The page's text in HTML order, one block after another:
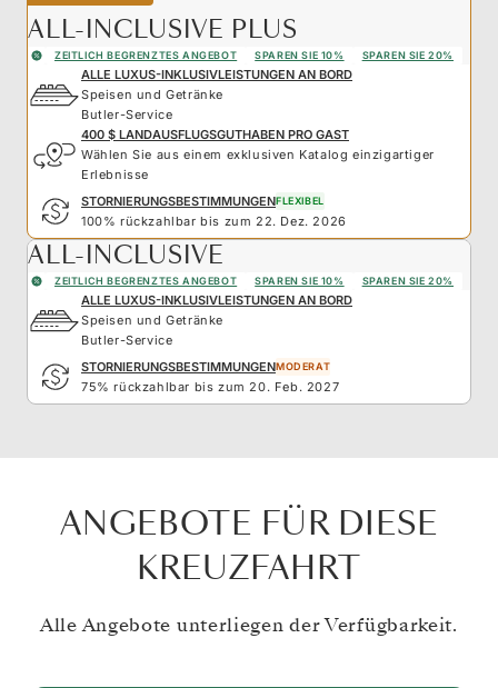
ALL-INCLUSIVE PLUS
ZEITLICH BEGRENZTES ANGEBOT SPAREN SIE 10% SPAREN SIE 20%
ALLE LUXUS-INKLUSIVLEISTUNGEN AN BORD
Speisen und Getränke
Butler-Service
400 $ LANDAUSFLUGSGUTHABEN PRO GAST
Wählen Sie aus einem exklusiven Katalog einzigartiger
Erlebnisse
STORNIERUNGSBESTIMMUNGENFLEXIBEL
100% rückzahlbar bis zum 22. Dez. 2026
ALL-INCLUSIVE
ZEITLICH BEGRENZTES ANGEBOT SPAREN SIE 10% SPAREN SIE 20%
ALLE LUXUS-INKLUSIVLEISTUNGEN AN BORD
Speisen und Getränke
Butler-Service
STORNIERUNGSBESTIMMUNGENMODERAT
75% rückzahlbar bis zum 20. Feb. 2027
ANGEBOTE FÜR DIESE
KREUZFAHRT
Alle Angebote unterliegen der Verfügbarkeit.